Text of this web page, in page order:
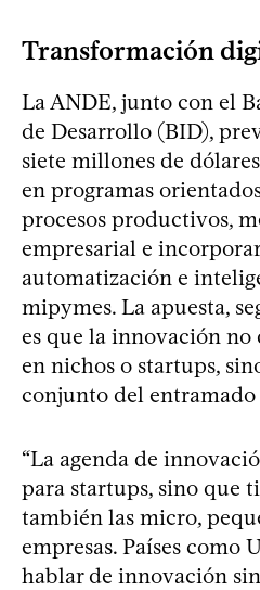
Transformación
La ANDE, junto con el
de Desarrollo (BID),
siete millones de
en programas
procesos productivos,
empresarial e
automatización e
mipymes. La apuesta,
es que la innovación
en nichos o startups,
conjunto del
“La agenda de
para startups, sino que
también las micro,
empresas. Países como
hablar de innovación